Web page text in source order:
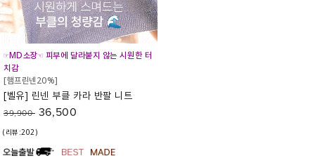
☞MD소장☜ 피부에 달라붙지 않는 시원한 터
치감
[햄프린넨20%]
[벨유] 린넨 부클 카라 반팔 니트
39,900 36,500
(리뷰:202)